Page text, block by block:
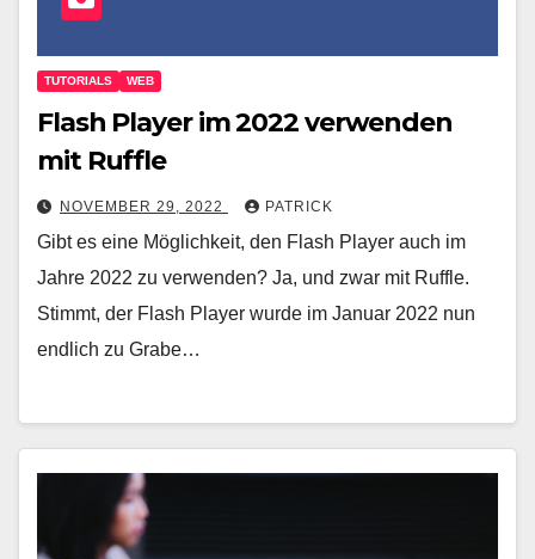
TUTORIALS WEB
Flash Player im 2022 verwenden
mit Ruffle
NOVEMBER 29, 2022 PATRICK
Gibt es eine Möglichkeit, den Flash Player auch im
Jahre 2022 zu verwenden? Ja, und zwar mit Ruffle.
Stimmt, der Flash Player wurde im Januar 2022 nun
endlich zu Grabe…